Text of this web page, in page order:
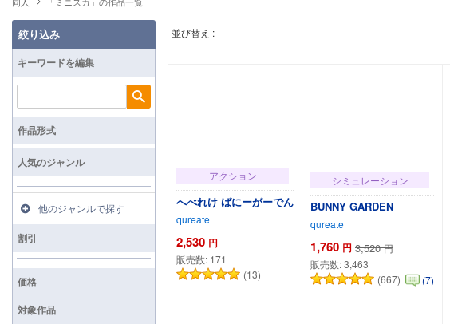
並び替え :
アクション
へべれけ ばにーがーでん
qureate
2,530 円
販売数: 171
(13)
シミュレーション
BUNNY GARDEN
qureate
1,760 円 3,520 円
販売数:3,463
(667)
(7)
絞り込み
キーワードを編集
検索
作品形式
人気のジャンル
他のジャンルで探す
割引
価格
対象作品